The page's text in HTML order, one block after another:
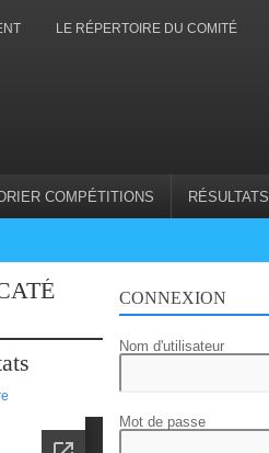
LE RÉPERTOIRE DU COMITÉ
COMPÉTITIONS RÉSULTATS
CONNEXION
Nom d'utilisateur
Mot de passe